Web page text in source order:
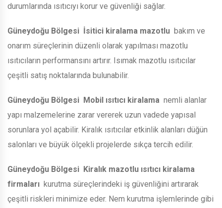
durumlarında ısıtıcıyı korur ve güvenliği sağlar.
Güneydoğu Bölgesi İsitici kiralama mazotlu bakım ve
onarım süreçlerinin düzenli olarak yapılması mazotlu
ısıtıcıların performansını artırır. Isımak mazotlu ısıtıcılar
çeşitli satış noktalarında bulunabilir.
Güneydoğu Bölgesi Mobil ısıtıcı kiralama nemli alanlar
yapı malzemelerine zarar vererek uzun vadede yapısal
sorunlara yol açabilir. Kiralık ısıtıcılar etkinlik alanları düğün
salonları ve büyük ölçekli projelerde sıkça tercih edilir.
Güneydoğu Bölgesi Kiralık mazotlu ısıtıcı kiralama
firmaları kurutma süreçlerindeki iş güvenliğini artırarak
çeşitli riskleri minimize eder. Nem kurutma işlemlerinde gibi